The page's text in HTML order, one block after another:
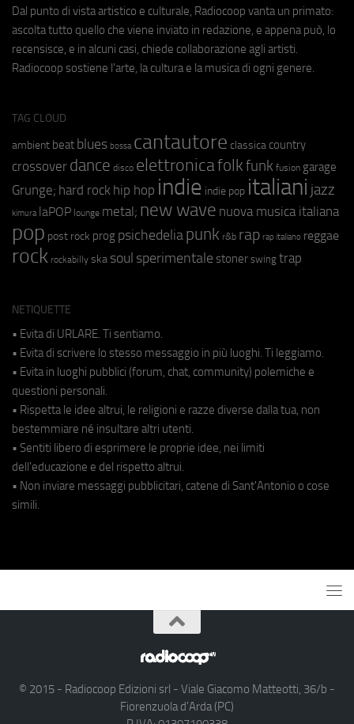
Dal punto di vista artistico e culturale, Radiocoop vanta un primato:
ascolta tutto quello che viene inviato in redazione, e appena può, lo
recensisce, e in alcuni casi, chiede collaborazione agli artisti.
Radiocoop sostiene l'arte, la cultura e la musica di ogni genere.
TAG CLOUD
ambient beat blues bossa cantautore classica country
crossover dance disco elettronicafolkfunk fusion garage
Grunge; hard rock hip hop indie indie pop italiani jazz
kimura laPOP lounge metal; new wave nuova musica italiana
pop post rock prog psichedeliapunk r&b rap rap italiano reggae
rock rockabilly ska soul sperimentale stoner swing trap
NETIQUETTE
• Evita di URLARE. Ti sentiamo.
• Evita di scrivere lo stesso messaggio in più luoghi. Ti leggiamo.
• Evita in luoghi pubblici (forum, chat, community) polemiche e
questioni personali.
• Rispetta le idee altrui, le religioni e razze diverse dalla tua, non
bestemmiare né insultare altri utenti.
• Sentiti libero di esprimere le proprie idee, nei limiti
dell'educazione e del rispetto altrui.
• Non inviare messaggi pubblicitari, catene di Sant'Antonio o cose
simili.
© 2015 - Radiocoop Edizioni srl - Viale Giacomo Matteotti, 36/b -
Fiorenzuola d'Arda (PC)